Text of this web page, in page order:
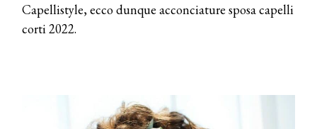
Capellistyle, ecco dunque acconciature sposa capelli
corti 2022.